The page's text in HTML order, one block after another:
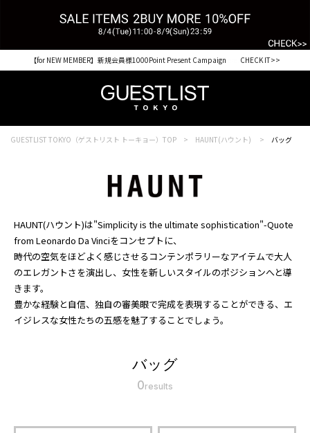
【for NEW MEMBER】新規会員様1000Point Present Campaign CHECK IT>>
GUESTLIST TOKYO（ゲストリスト トーキョー）TOP HAUNT(ハウント) バッグ
HAUNT(ハウント)は"Simplicity is the ultimate sophistication"-Quote
from Leonardo Da Vinciをコンセプトに、
時代の空気をほどよく感じさせるコンテンポラリーなアイテムで大人
のエレガントさを演出し、女性を新しいスタイルのポジションへと導
きます。
豊かな経験と自信、独自の審美眼で完成を表現することができる、エ
イジレスな女性たちの五感を魅了することでしょう。
バッグ
0results